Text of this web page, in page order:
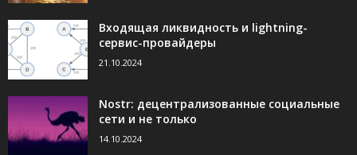
Входящая ликвидность и lightning-
сервис-провайдеры
21.10.2024
Nostr: децентрализованные социальные
сети и не только
14.10.2024